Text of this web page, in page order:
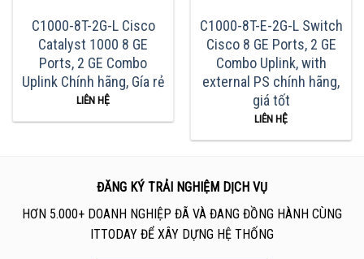
C1000-8T-2G-L Cisco
Catalyst 1000 8 GE
Ports, 2 GE Combo
Uplink Chính hãng, Gía rẻ
LIÊN HỆ
C1000-8T-E-2G-L Switch
Cisco 8 GE Ports, 2 GE
Combo Uplink, with
external PS chính hãng,
giá tốt
LIÊN HỆ
ĐĂNG KÝ TRẢI NGHIỆM DỊCH VỤ
HƠN 5.000+ DOANH NGHIỆP ĐÃ VÀ ĐANG ĐỒNG HÀNH CÙNG
ITTODAY ĐỂ XÂY DỰNG HỆ THỐNG